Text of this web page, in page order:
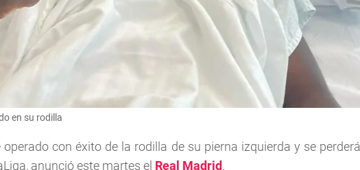
en su rodilla
con éxito de la rodilla de su pierna izquierda y se
anunció este martes el Real Madrid.